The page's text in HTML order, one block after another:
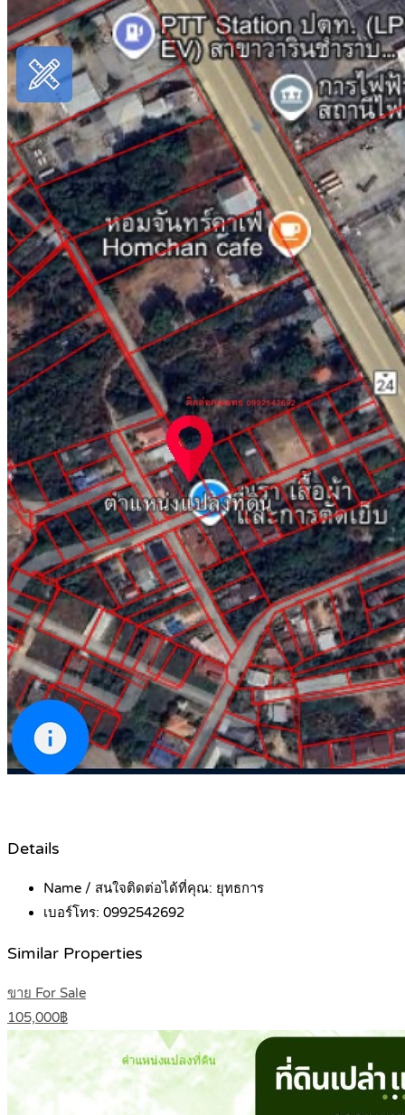
Details
Name / สนใจติดต่อได้ที่คุณ: ยุทธการ
เบอร์โทร: 0992542692
Similar Properties
ขาย For Sale
105,000฿